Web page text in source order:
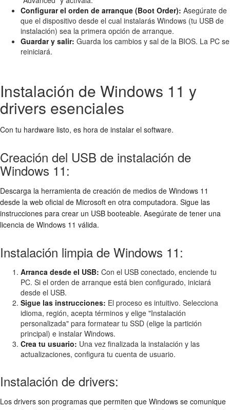
Configurar el orden de arranque (Boot Order): Asegúrate de
que el dispositivo desde el cual instalarás Windows (tu USB de
instalación) sea la primera opción de arranque.
Guardar y salir: Guarda los cambios y sal de la BIOS. La PC se
reiniciará.
Instalación de Windows 11 y
drivers esenciales
Con tu hardware listo, es hora de instalar el software.
Creación del USB de instalación de
Windows 11:
Descarga la herramienta de creación de medios de Windows 11
desde la web oficial de Microsoft en otra computadora. Sigue las
instrucciones para crear un USB booteable. Asegúrate de tener una
licencia de Windows 11 válida.
Instalación limpia de Windows 11:
Arranca desde el USB: Con el USB conectado, enciende tu
PC. Si el orden de arranque está bien configurado, iniciará
desde el USB.
Sigue las instrucciones: El proceso es intuitivo. Selecciona
idioma, región, acepta términos y elige "Instalación
personalizada" para formatear tu SSD (elige la partición
principal) e instalar Windows.
Crea tu usuario: Una vez finalizada la instalación y las
actualizaciones, configura tu cuenta de usuario.
Instalación de drivers:
Los drivers son programas que permiten que Windows se comunique